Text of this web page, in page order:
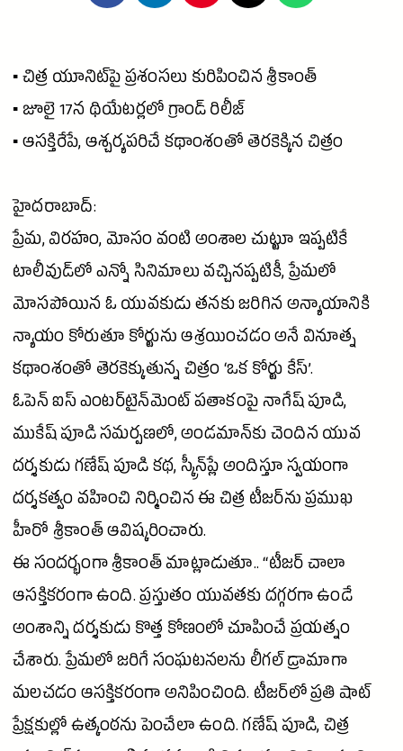
▪️ చిత్ర యూనిట్‌పై ప్రశంసలు కురిపించిన శ్రీకాంత్
▪️ జూలై 17న థియేటర్లలో గ్రాండ్ రిలీజ్
▪️ ఆసక్తిరేపే, ఆశ్చర్యపరిచే కథాంశంతో తెరకెక్కిన చిత్రం
హైదరాబాద్:
ప్రేమ, విరహం, మోసం వంటి అంశాల చుట్టూ ఇప్పటికే
టాలీవుడ్‌లో ఎన్నో సినిమాలు వచ్చినప్పటికీ, ప్రేమలో
మోసపోయిన ఓ యువకుడు తనకు జరిగిన అన్యాయానికి
న్యాయం కోరుతూ కోర్టును ఆశ్రయించడం అనే వినూత్న
కథాంశంతో తెరకెక్కుతున్న చిత్రం ‘ఒక కోర్టు కేస్’.
ఓపెన్ ఐస్ ఎంటర్‌టైన్‌మెంట్‌ పతాకంపైనాగేష్పూడి,
ముకేష్ పూడి సమర్పణలో, అండమాన్‌కు చెందినయువ
దర్శకుడు గణేష్ పూడి కథ, స్క్రీన్‌ప్లే అందిస్తూ స్వయంగా
దర్శకత్వం వహించి నిర్మించిన ఈ చిత్ర టీజర్‌ను ప్రముఖ
హీరో శ్రీకాంత్ఆవిష్కరించారు.
ఈ సందర్భంగాశ్రీకాంత్మాట్లాడుతూ.. “టీజర్ చాలా
ఆసక్తికరంగా ఉంది. ప్రస్తుతం యువతకు దగ్గరగా ఉండే
అంశాన్ని దర్శకుడు కొత్త కోణంలో చూపించే ప్రయత్నం
చేశారు. ప్రేమలో జరిగే సంఘటనలను లీగల్ డ్రామాగా
మలచడం ఆసక్తికరంగా అనిపించింది. టీజర్‌లో ప్రతి షాట్
ప్రేక్షకుల్లో ఉత్కంఠను పెంచేలా ఉంది. గణేష్ పూడి, చిత్ర